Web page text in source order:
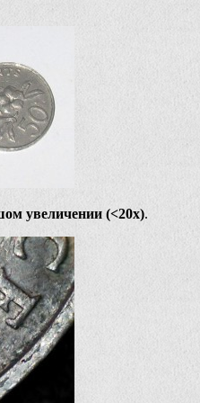
увеличении (<20х).